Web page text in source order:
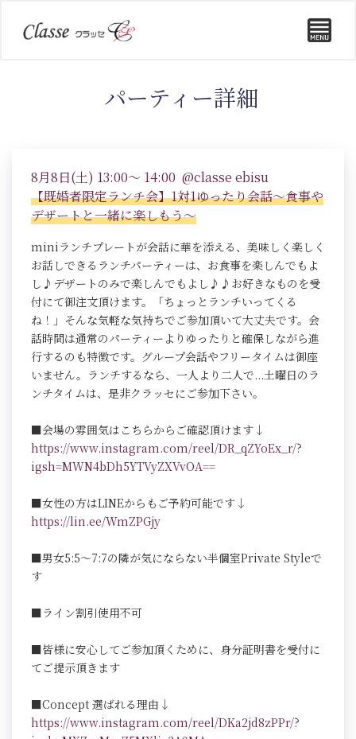
パーティー詳細
8月8日(土) 13:00～ 14:00 @classe ebisu
【既婚者限定ランチ会】1対1ゆったり会話～食事や
デザートと一緒に楽しもう～
miniランチプレートが会話に華を添える、美味しく楽しく
お話しできるランチパーティーは、お食事を楽しんでもよ
し♪デザートのみで楽しんでもよし♪♪お好きなものを受
付にて御注文頂けます。「ちょっとランチいってくる
ね！」そんな気軽な気持ちでご参加頂いて大丈夫です。会
話時間は通常のパーティーよりゆったりと確保しながら進
行するのも特徴です。グループ会話やフリータイムは御座
いません。ランチするなら、一人より二人で...土曜日のラ
ンチタイムは、是非クラッセにご参加下さい。
■会場の雰囲気はこちらからご確認頂けます↓
https://www.instagram.com/reel/DR_qZYoEx_r/?
igsh=MWN4bDh5YTVyZXVvOA==
■女性の方はLINEからもご予約可能です↓
https://lin.ee/WmZPGjy
■男女5:5～7:7の隣が気にならない半個室Private Styleで
す
■ライン割引使用不可
■皆様に安心してご参加頂くために、身分証明書を受付に
てご提示頂きます
■Concept 選ばれる理由↓
https://www.instagram.com/reel/DKa2jd8zPPr/?